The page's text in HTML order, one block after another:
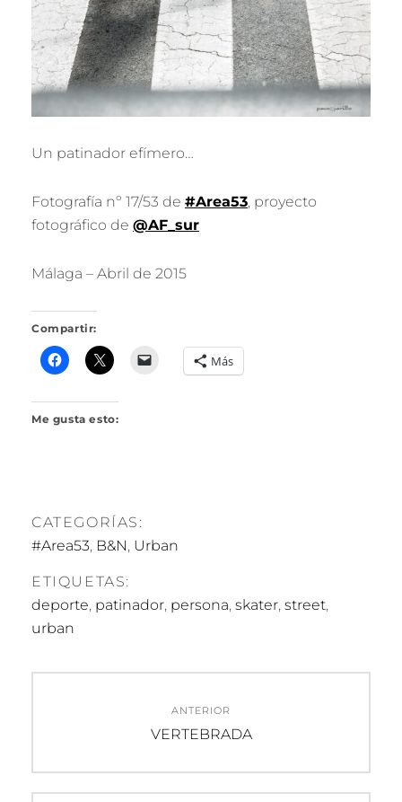
R
I
L
L
O
Un patinador efímero…
Fotografía nº 17/53 de #Area53, proyecto
fotográfico de @AF_sur
Málaga – Abril de 2015
Compartir:
Más
Me gusta esto:
CATEGORÍAS:
#Area53, B&N, Urban
ETIQUETAS:
deporte, patinador, persona, skater, street,
urban
entradas
ANTERIOR
Entrada
VERTEBRADA